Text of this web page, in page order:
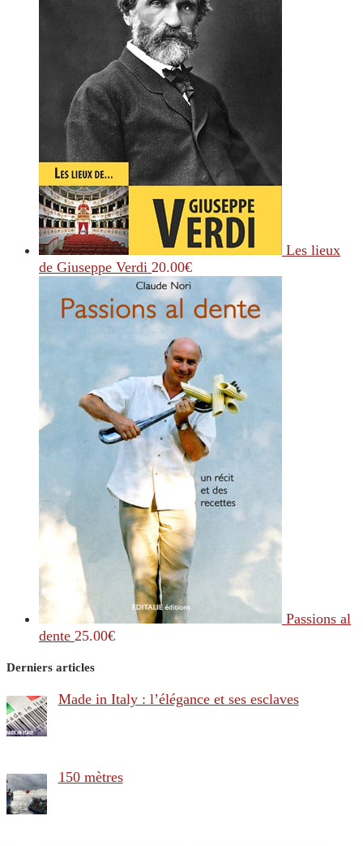
Les lieux
de Giuseppe Verdi 20.00€
Passions al
dente 25.00€
Derniers articles
Made in Italy : l’élégance et ses esclaves
150 mètres